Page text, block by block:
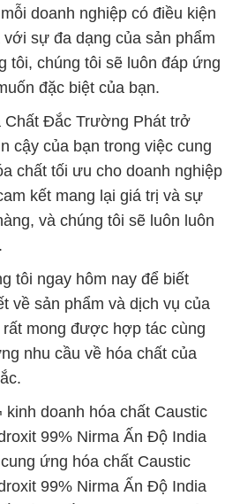
doanh nghiệp có điều kiện
sự đa dạng của sản phẩm
tôi, chúng tôi sẽ luôn đáp ứng
đặc biệt của bạn.
Chất Đắc Trường Phát trở
cậy của bạn trong việc cung
chất tối ưu cho doanh nghiệp
kết mang lại giá trị và sự
và chúng tôi sẽ luôn luôn
tôi ngay hôm nay để biết
về sản phẩm và dịch vụ của
mong được hợp tác cùng
nhu cầu về hóa chất của
doanh hóa chất Caustic
99% Nirma Ấn Độ India
ứng hóa chất Caustic
99% Nirma Ấn Độ India